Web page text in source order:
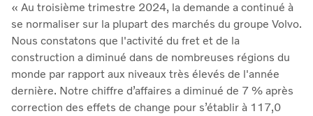
« Au troisième trimestre 2024, la demande a continué à
se normaliser sur la plupart des marchés du groupe Volvo.
Nous constatons que l'activité du fret et de la
construction a diminué dans de nombreuses régions du
monde par rapport aux niveaux très élevés de l'année
dernière. Notre chiffre d’affaires a diminué de 7 % après
correction des effets de change pour s’établir à 117,0